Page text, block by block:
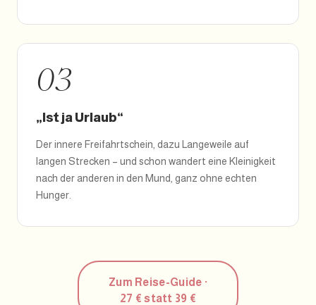
03
„Ist ja Urlaub“
Der innere Freifahrtschein, dazu Langeweile auf
langen Strecken – und schon wandert eine Kleinigkeit
nach der anderen in den Mund, ganz ohne echten
Hunger.
Zum Reise-Guide ·
27 € statt 39 €